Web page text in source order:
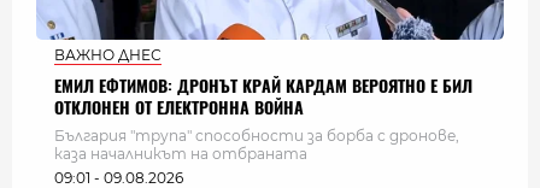
ВАЖНО ДНЕС
ЕМИЛ ЕФТИМОВ: ДРОНЪТ КРАЙ КАРДАМ ВЕРОЯТНО Е БИЛ
ОТКЛОНЕН ОТ ЕЛЕКТРОННА ВОЙНА
България "трупа" способности за борба с дронове,
каза началникът на отбраната
09:01 - 09.08.2026